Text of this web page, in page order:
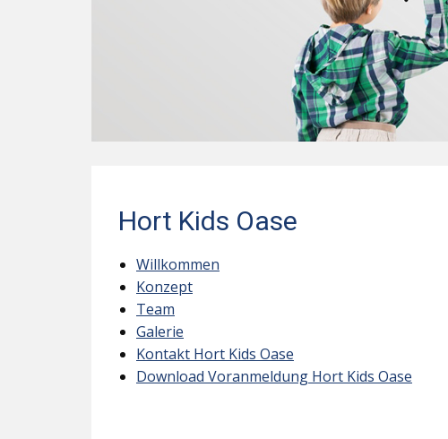
Hort Kids Oase
Willkommen
Konzept
Team
Galerie
Kontakt Hort Kids Oase
Download Voranmeldung Hort Kids Oase